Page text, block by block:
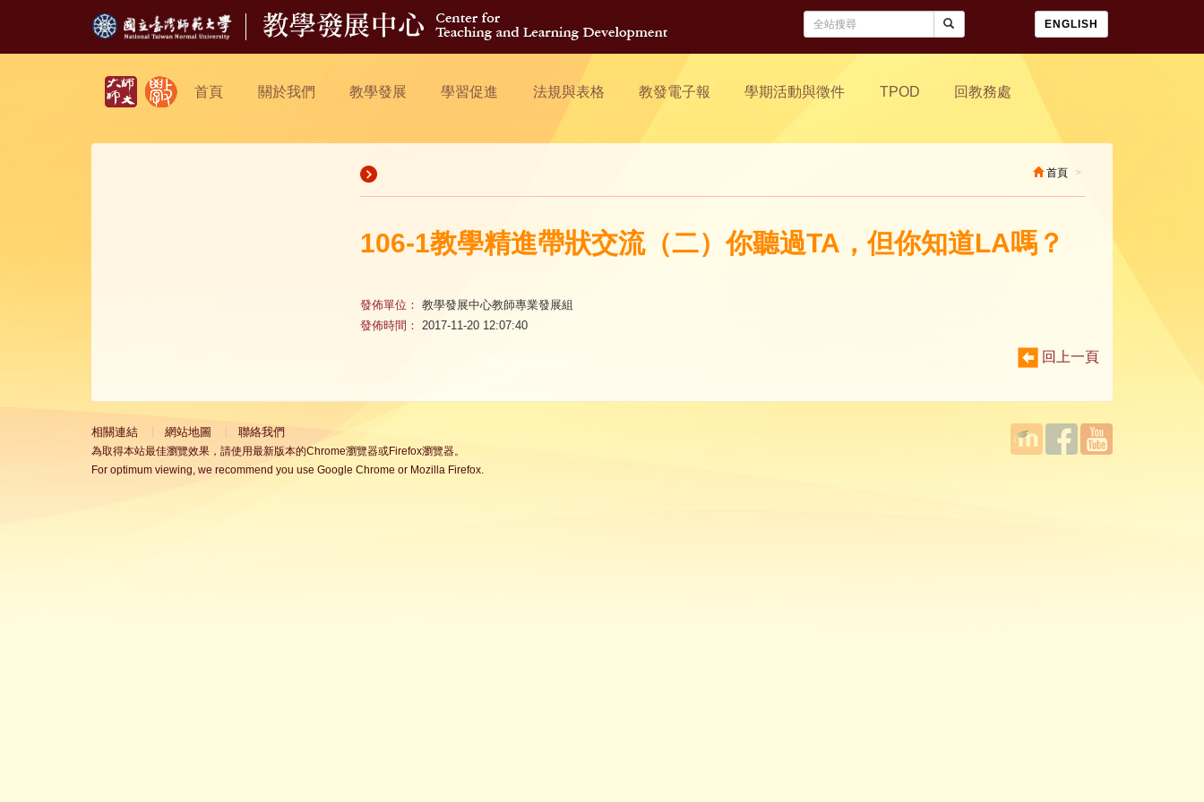
ENGLISH
首頁 關於我們 教學發展 學習促進 法規與表格 教發電子報 學期活動與徵件 TPOD 回教務處
首頁
106-1教學精進帶狀交流（二）你聽過TA，但你知道LA嗎？
發佈單位： 教學發展中心教師專業發展組
發佈時間： 2017-11-20 12:07:40
回上一頁
相關連結 網站地圖 聯絡我們
為取得本站最佳瀏覽效果，請使用最新版本的Chrome瀏覽器或Firefox瀏覽器。
For optimum viewing, we recommend you use Google Chrome or Mozilla Firefox.